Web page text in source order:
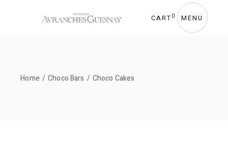
CART 0 MENU
Home Choco Bars Choco Cakes